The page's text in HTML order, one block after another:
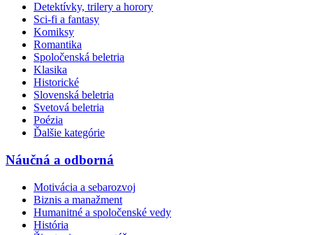
Detektívky, trilery a horory
Sci-fi a fantasy
Komiksy
Romantika
Spoločenská beletria
Klasika
Historické
Slovenská beletria
Svetová beletria
Poézia
Ďalšie kategórie
Náučná a odborná
Motivácia a sebarozvoj
Biznis a manažment
Humanitné a spoločenské vedy
História